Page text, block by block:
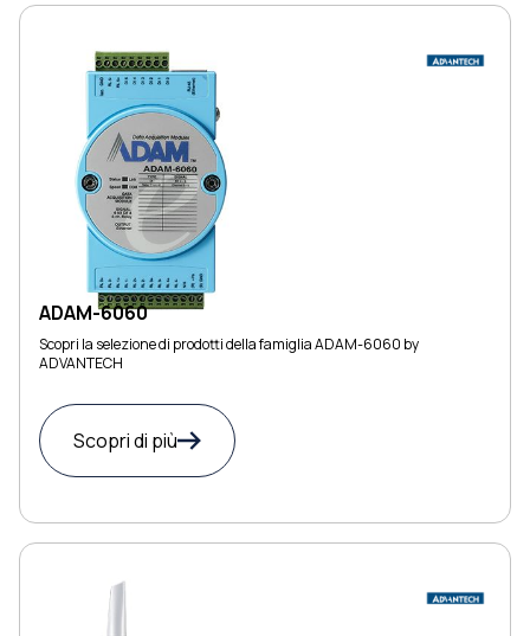
ADAM-6060
Scopri la selezione di prodotti della famiglia ADAM-6060 by
ADVANTECH
Scopri di più